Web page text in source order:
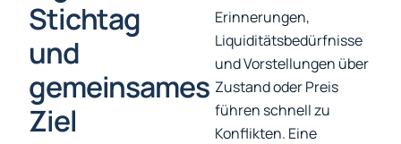
Stichtag
und
gemeinsames
Ziel
Erinnerungen,
Liquiditätsbedürfnisse
und Vorstellungen über
Zustand oder Preis
führen schnell zu
Konflikten. Eine